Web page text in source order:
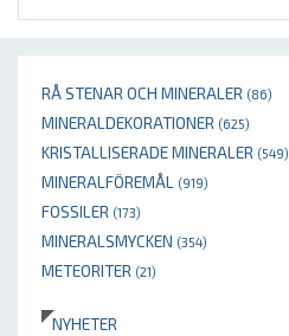
RÅ STENAR OCH MINERALER (86)
MINERALDEKORATIONER (625)
KRISTALLISERADE MINERALER (549)
MINERALFÖREMÅL (919)
FOSSILER (173)
MINERALSMYCKEN (354)
METEORITER (21)
NYHETER